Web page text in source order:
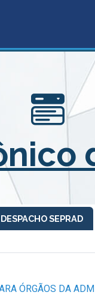
DESPACHO SEPRAD
ÓRGÃOS DA